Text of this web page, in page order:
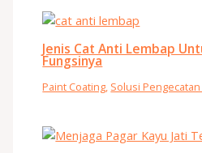
Jenis Cat Anti Lembap
Fungsinya
Paint Coating, Solusi